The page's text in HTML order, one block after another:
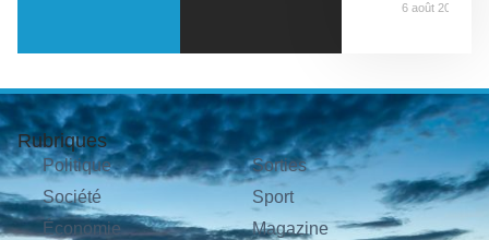
6 août 2026
Rubriques
Politique
Société
Économie
Sorties
Sport
Magazine